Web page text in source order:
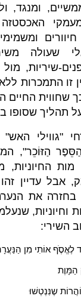
ומנגד,
האכסטזה
שעולה
שיריות,
זו התמכרות
שחווית החיים
תהליך שסופו
"גווילי
הַזּוֹכֵר",
החיוניות,
אבל עדיין
את
וחיוניות,
השירי:
לֶאֱסֶֹף אוֹתִי מִן
הַמָּוֶת
שֶנִּנְטְשׁוּ